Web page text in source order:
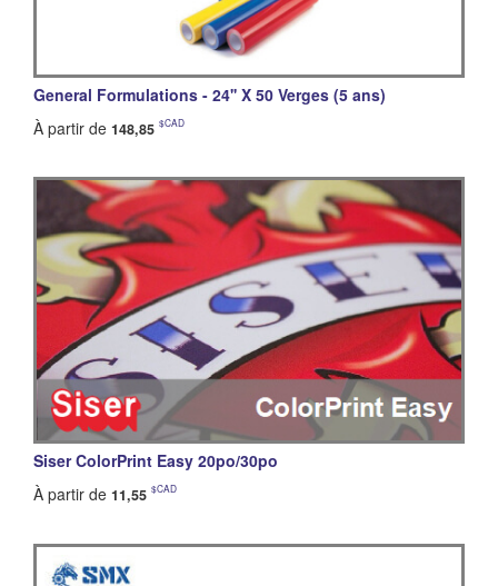
General Formulations - 24'' X 50 Verges (5 ans)
À partir de 148,85 $CAD
Siser ColorPrint Easy 20po/30po
À partir de 11,55 $CAD